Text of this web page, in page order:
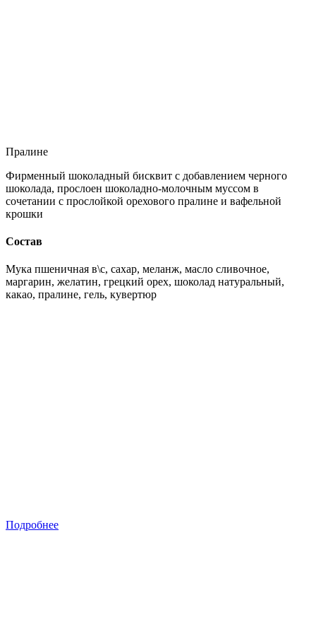
Пралине
Фирменный шоколадный бисквит с добавлением черного
шоколада, прослоен шоколадно-молочным муссом в
сочетании с прослойкой орехового пралине и вафельной
крошки
Состав
Мука пшеничная в\с, сахар, меланж, масло сливочное,
маргарин, желатин, грецкий орех, шоколад натуральный,
какао, пралине, гель, кувертюр
Подробнее